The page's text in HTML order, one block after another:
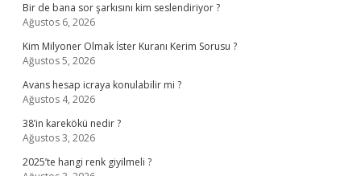
Bir de bana sor şarkısını kim seslendiriyor ?
Ağustos 6, 2026
Kim Milyoner Olmak İster Kuranı Kerim Sorusu ?
Ağustos 5, 2026
Avans hesap icraya konulabilir mi ?
Ağustos 4, 2026
38’in karekökü nedir ?
Ağustos 3, 2026
2025’te hangi renk giyilmeli ?